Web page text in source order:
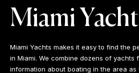
Miami
Miami Yachts makes it easy to find the
in Miami. We combine dozens of yachts
information about boating in the area